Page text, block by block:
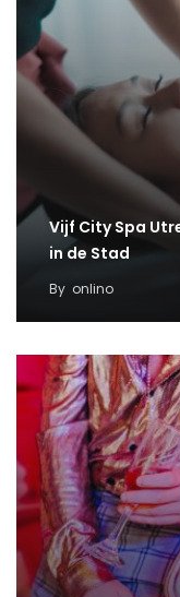
Vijf City Spa
in de Stad
By onlino